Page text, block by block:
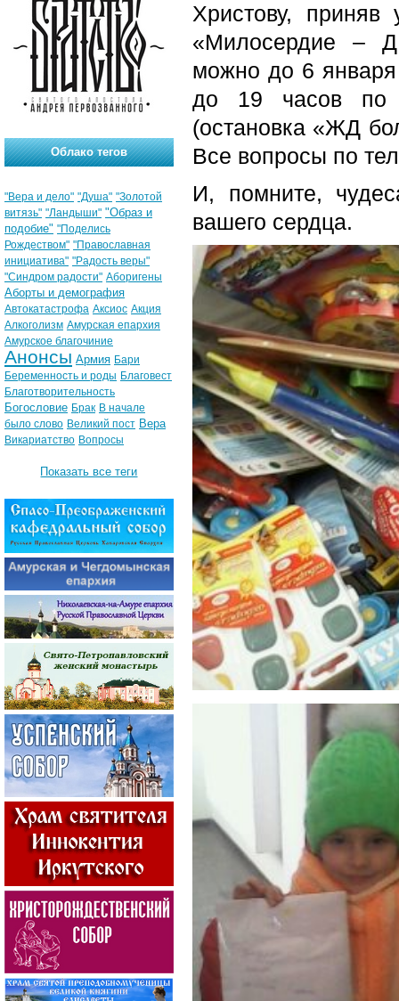
Христову, приняв
«Милосердие –
можно до 6
до 19 часов по
(остановка «ЖД
Все вопросы по
И, помните,
вашего сердца.
Облако тегов
"Вера и дело" "Душа" "Золотой
витязь" "Ландыши" "Образ и
подобие" "Поделись
Рождеством" "Православная
инициатива" "Радость веры"
"Синдром радости" Аборигены
Аборты и демография
Автокатастрофа Аксиос Акция
Алкоголизм Амурская епархия
Амурское благочиние
Анонсы Армия Бари
Беременность и роды Благовест
Благотворительность
Богословие Брак В начале
было слово Великий пост Вера
Викариатство Вопросы
Показать все теги